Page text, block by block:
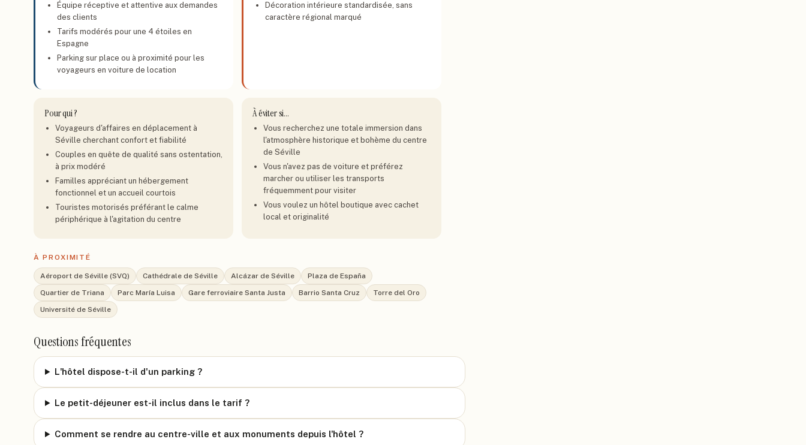
Équipe réceptive et attentive aux demandes
des clients
Tarifs modérés pour une 4 étoiles en
Espagne
Parking sur place ou à proximité pour les
voyageurs en voiture de location
Décoration intérieure standardisée, sans
caractère régional marqué
Pour qui ?
Voyageurs d'affaires en déplacement à
Séville cherchant confort et fiabilité
Couples en quête de qualité sans ostentation,
à prix modéré
Familles appréciant un hébergement
fonctionnel et un accueil courtois
Touristes motorisés préférant le calme
périphérique à l'agitation du centre
À éviter si…
Vous recherchez une totale immersion dans
l'atmosphère historique et bohème du centre
de Séville
Vous n'avez pas de voiture et préférez
marcher ou utiliser les transports
fréquemment pour visiter
Vous voulez un hôtel boutique avec cachet
local et originalité
À PROXIMITÉ
Aéroport de Séville (SVQ) Cathédrale de Séville Alcázar de Séville
Plaza de España
Quartier de Triana
Parc María Luisa Gare ferroviaire Santa Justa Barrio Santa Cruz
Torre del Oro
Université de Séville
Questions fréquentes
L'hôtel dispose-t-il d'un parking ?
Le petit-déjeuner est-il inclus dans le tarif ?
Comment se rendre au centre-ville et aux monuments depuis l'hôtel ?